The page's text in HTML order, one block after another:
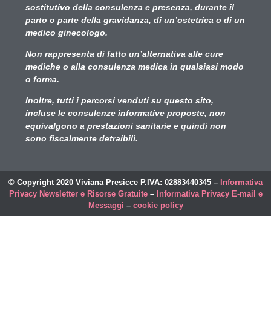
sostitutivo della consulenza e presenza, durante il
parto o parte della gravidanza, di un’ostetrica o di un
medico ginecologo.
Non rappresenta di fatto un’alternativa alle cure
mediche o alla consulenza medica in qualsiasi modo
o forma.
Inoltre, tutti i percorsi venduti su questo sito,
incluse le consulenze informative proposte, non
equivalgono a prestazioni sanitarie e quindi non
sono fiscalmente detraibili.
© Copyright 2020 Viviana Presicce P.IVA: 02883440345 – Informativa
Privacy Newsletter e Risorse Gratuite– Informativa Privacy E-mail e
Messaggi – cookie policy